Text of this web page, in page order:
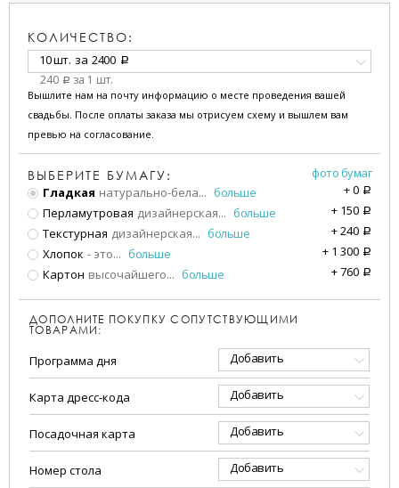
КОЛИЧЕСТВО:
10 шт. за 2400 a
240 a за 1 шт.
Вышлите нам на почту информацию о месте проведения вашей
свадьбы. После оплаты заказа мы отрисуем схему и вышлем вам
превью на согласование.
ВЫБЕРИТЕ БУМАГУ:
фото бумаг
Гладкая натурально-бела... больше +0 a
Перламутровая дизайнерская... больше + 150 a
Текстурная дизайнерская... больше +240 a
Хлопок - это... больше + 1 300 a
Картон высочайшего... больше +760 a
ДОПОЛНИТЕ ПОКУПКУ СОПУТСТВУЮЩИМИ
ТОВАРАМИ:
Программа дня Добавить
Карта дресс-кода Добавить
Посадочная карта Добавить
Номер стола Добавить